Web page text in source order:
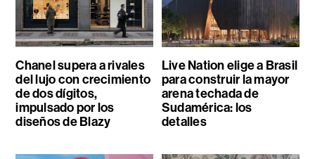
Chanel supera a rivales
del lujo con crecimiento
de dos dígitos,
impulsado por los
diseños de Blazy
Live Nation elige a Brasil
para construir la mayor
arena techada de
Sudamérica: los
detalles